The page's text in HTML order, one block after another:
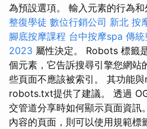
為預設選項。 輸入元素的行為
整復學徒 數位行銷公司 新北 按
腳底按摩課程 台中按摩spa 傳統
2023 屬性決定。 Robots 標籤
個元素，它告訴搜尋引擎您網站
些頁面不應該被索引。 其功能
robots.txt提供了建議。 透過
交管道分享時如何顯示頁面資訊
內容的頁面，則可以使用規範標